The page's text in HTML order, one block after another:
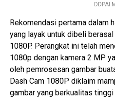
DDPAI
Rekomendasi pertama dalam
yang layak untuk dibeli
1080P. Perangkat ini telah
1080p dengan kamera 2 MP
oleh pemrosesan gambar
Dash Cam 1080P diklaim
gambar yang berkualitas